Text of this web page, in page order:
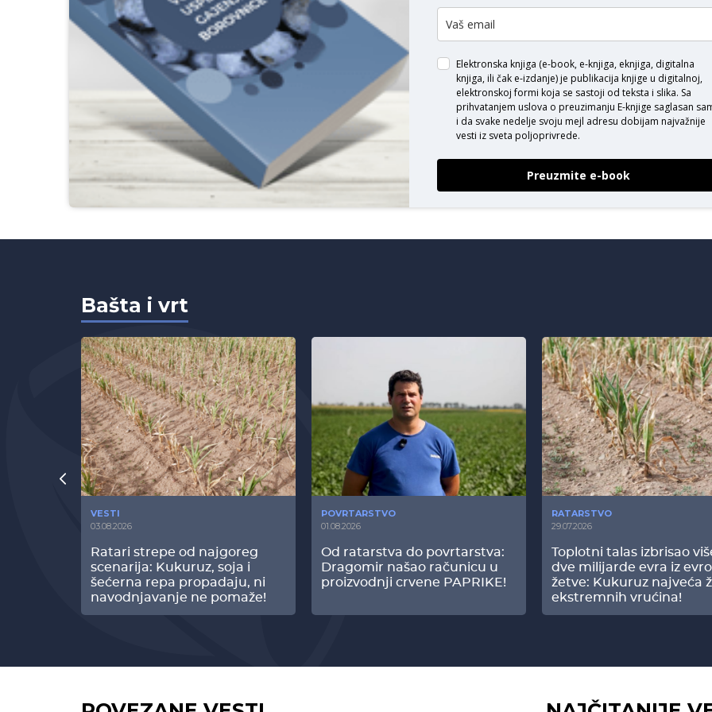
DODAJ KOMENTAR
Elektronska knjiga (e-book, e-knjiga, eknjiga, digitalna
knjiga, ili čak e-izdanje) je publikacija knjige u digitalnoj,
elektronskoj formi koja se sastoji od teksta i slika. Sa
prihvatanjem uslova o preuzimanju E-knjige saglasan
i da svake nedelje svoju mejl adresu dobijam najvažnije
vesti iz sveta poljoprivrede.
Preuzmite e-book
Bašta i vrt
VESTI
03.08.2026
Ratari strepe od najgoreg
scenarija: Kukuruz, soja i
šećerna repa propadaju, ni
navodnjavanje ne pomaže!
POVRTARSTVO
01.08.2026
Od ratarstva do povrtarstva:
Dragomir našao računicu u
proizvodnji crvene PAPRIKE!
RATARSTVO
29.07.2026
Toplotni talas izbrisao
dve milijarde evra iz
žetve: Kukuruz najveća
ekstremnih vrućina!